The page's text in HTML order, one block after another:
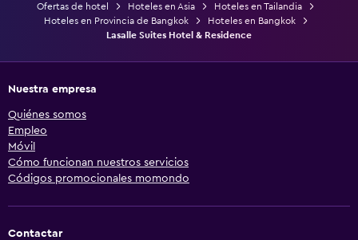
Ofertas de hotel Hoteles en Asia
Hoteles en Tailandia
Hoteles en Provincia de Bangkok
Hoteles en Bangkok
Lasalle Suites Hotel & Residence
Nuestra empresa
Quiénes somos
Empleo
Móvil
Cómo funcionan nuestros servicios
Códigos promocionales momondo
Contactar